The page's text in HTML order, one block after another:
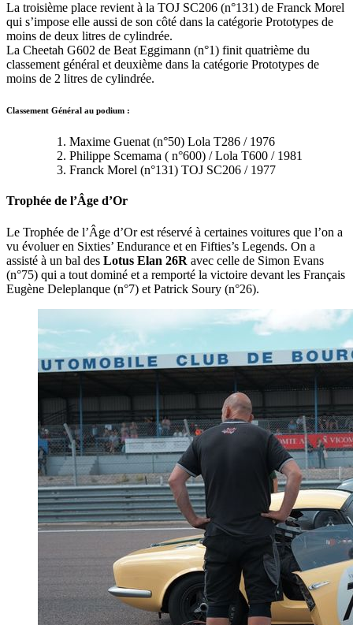
La troisième place revient à la TOJ SC206 (n°131) de Franck Morel
qui s’impose elle aussi de son côté dans la catégorie Prototypes de
moins de deux litres de cylindrée.
La Cheetah G602 de Beat Eggimann (n°1) finit quatrième du
classement général et deuxième dans la catégorie Prototypes de
moins de 2 litres de cylindrée.
Classement Général au podium :
Maxime Guenat (n°50) Lola T286 / 1976
Philippe Scemama ( n°600) / Lola T600 / 1981
Franck Morel (n°131) TOJ SC206 / 1977
Trophée de l’Âge d’Or
Le Trophée de l’Âge d’Or est réservé à certaines voitures que l’on a
vu évoluer en Sixties’ Endurance et en Fifties’s Legends. On a
assisté à un bal des Lotus Elan 26R avec celle de Simon Evans
(n°75) qui a tout dominé et a remporté la victoire devant les Français
Eugène Deleplanque (n°7) et Patrick Soury (n°26).